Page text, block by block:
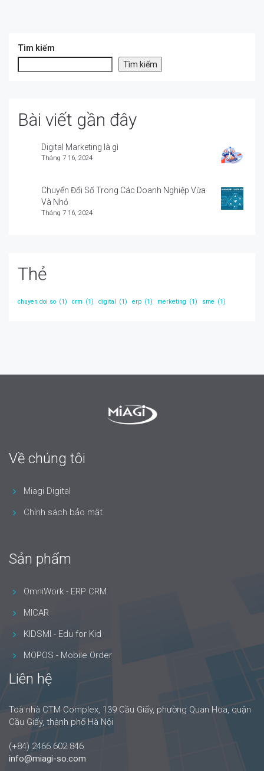
Tìm kiếm
Tìm kiếm
Bài viết gần đây
Digital Marketing là gì
Tháng 7 16, 2024
Chuyển Đổi Số Trong Các Doanh Nghiệp Vừa
Và Nhỏ
Tháng 7 16, 2024
Thẻ
chuyen doi so (1) crm (1) digital (1) erp (1) merketing (1) sme (1)
Về chúng tôi
Miagi Digital
Chính sách bảo mật
Sản phẩm
OmniWork - ERP CRM
MICAR
KIDSMI - Edu for Kid
MOPOS - Mobile Order
Liên hệ
Toà nhà CTM Complex, 139 Cầu Giấy, phường Quan Hoa, quận
Cầu Giấy, thành phố Hà Nội
(+84) 2466 602 846
info@miagi-so.com